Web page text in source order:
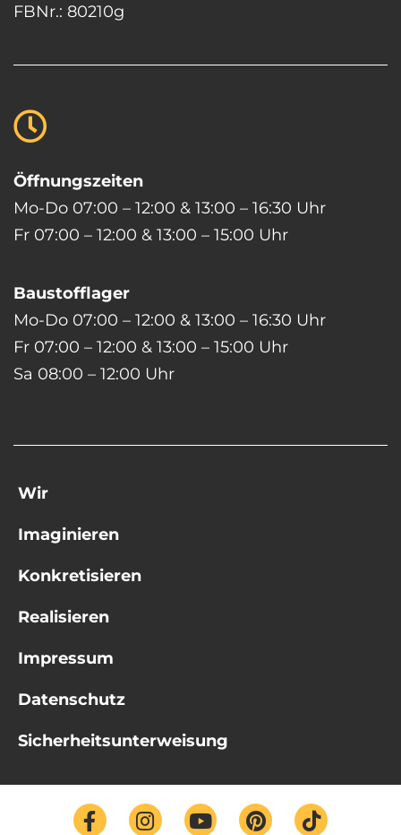
FBNr.: 80210g
Öffnungszeiten
Mo-Do 07:00 – 12:00 & 13:00 – 16:30 Uhr
Fr 07:00 – 12:00 & 13:00 – 15:00 Uhr
Baustofflager
Mo-Do 07:00 – 12:00 & 13:00 – 16:30 Uhr
Fr 07:00 – 12:00 & 13:00 – 15:00 Uhr
Sa 08:00 – 12:00 Uhr
Wir
Imaginieren
Konkretisieren
Realisieren
Impressum
Datenschutz
Sicherheitsunterweisung